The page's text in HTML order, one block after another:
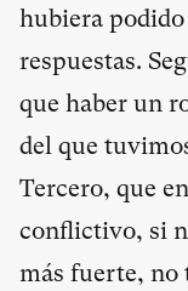
hubiera
respuestas.
que haber un
del que
Tercero, que
conflictivo, si
más fuerte, no